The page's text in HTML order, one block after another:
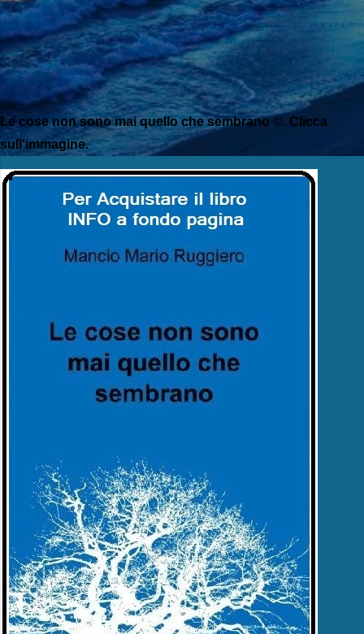
Le cose non sono mai quello che sembrano ©. Clicca
sull'immagine.